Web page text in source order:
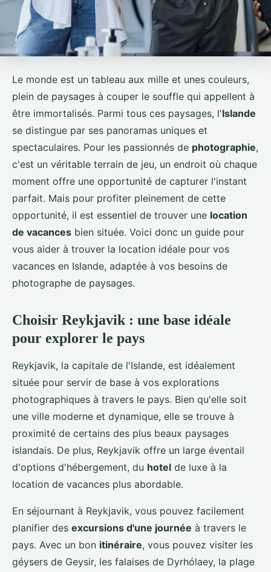
Le monde est un tableau aux mille et unes couleurs,
plein de paysages à couper le souffle qui appellent à
être immortalisés. Parmi tous ces paysages, l'Islande
se distingue par ses panoramas uniques et
spectaculaires. Pour les passionnés de photographie,
c'est un véritable terrain de jeu, un endroit où chaque
moment offre une opportunité de capturer l'instant
parfait. Mais pour profiter pleinement de cette
opportunité, il est essentiel de trouver une location
de vacances bien située. Voici donc un guide pour
vous aider à trouver la location idéale pour vos
vacances en Islande, adaptée à vos besoins de
photographe de paysages.
Choisir Reykjavik : une base idéale
pour explorer le pays
Reykjavik, la capitale de l'Islande, est idéalement
située pour servir de base à vos explorations
photographiques à travers le pays. Bien qu'elle soit
une ville moderne et dynamique, elle se trouve à
proximité de certains des plus beaux paysages
islandais. De plus, Reykjavik offre un large éventail
d'options d'hébergement, du hotel de luxe à la
location de vacances plus abordable.
En séjournant à Reykjavik, vous pouvez facilement
planifier des excursions d'une journée à travers le
pays. Avec un bon itinéraire, vous pouvez visiter les
géysers de Geysir, les falaises de Dyrhólaey, la plage